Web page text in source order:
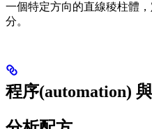
一個特定方向的直線稜柱體
分。
程序(automation)